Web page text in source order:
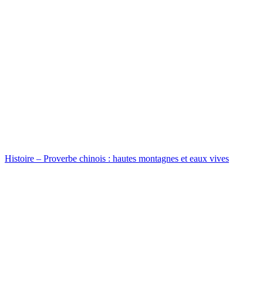
Histoire – Proverbe chinois : hautes montagnes et eaux vives